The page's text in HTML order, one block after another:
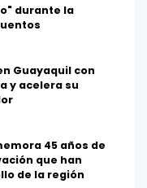
durante la
Guayaquil con
y acelera su
45 años de
que han
de la región